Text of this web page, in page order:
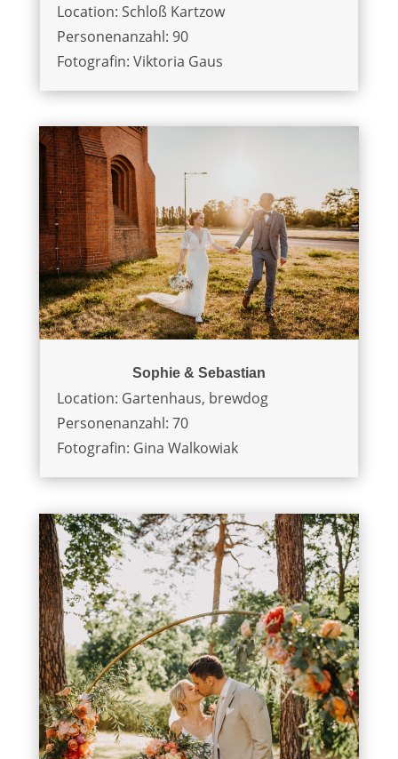
Location: Schloß Kartzow
Personenanzahl: 90
Fotografin: Viktoria Gaus
Sophie & Sebastian
Location: Gartenhaus, brewdog
Personenanzahl: 70
Fotografin: Gina Walkowiak